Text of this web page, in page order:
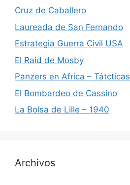
Cruz de Caballero
Laureada de San Fernando
Estrategia Guerra Civil USA
El Raid de Mosby
Panzers en Africa – Tátcticas
El Bombardeo de Cassino
La Bolsa de Lille – 1940
Archivos